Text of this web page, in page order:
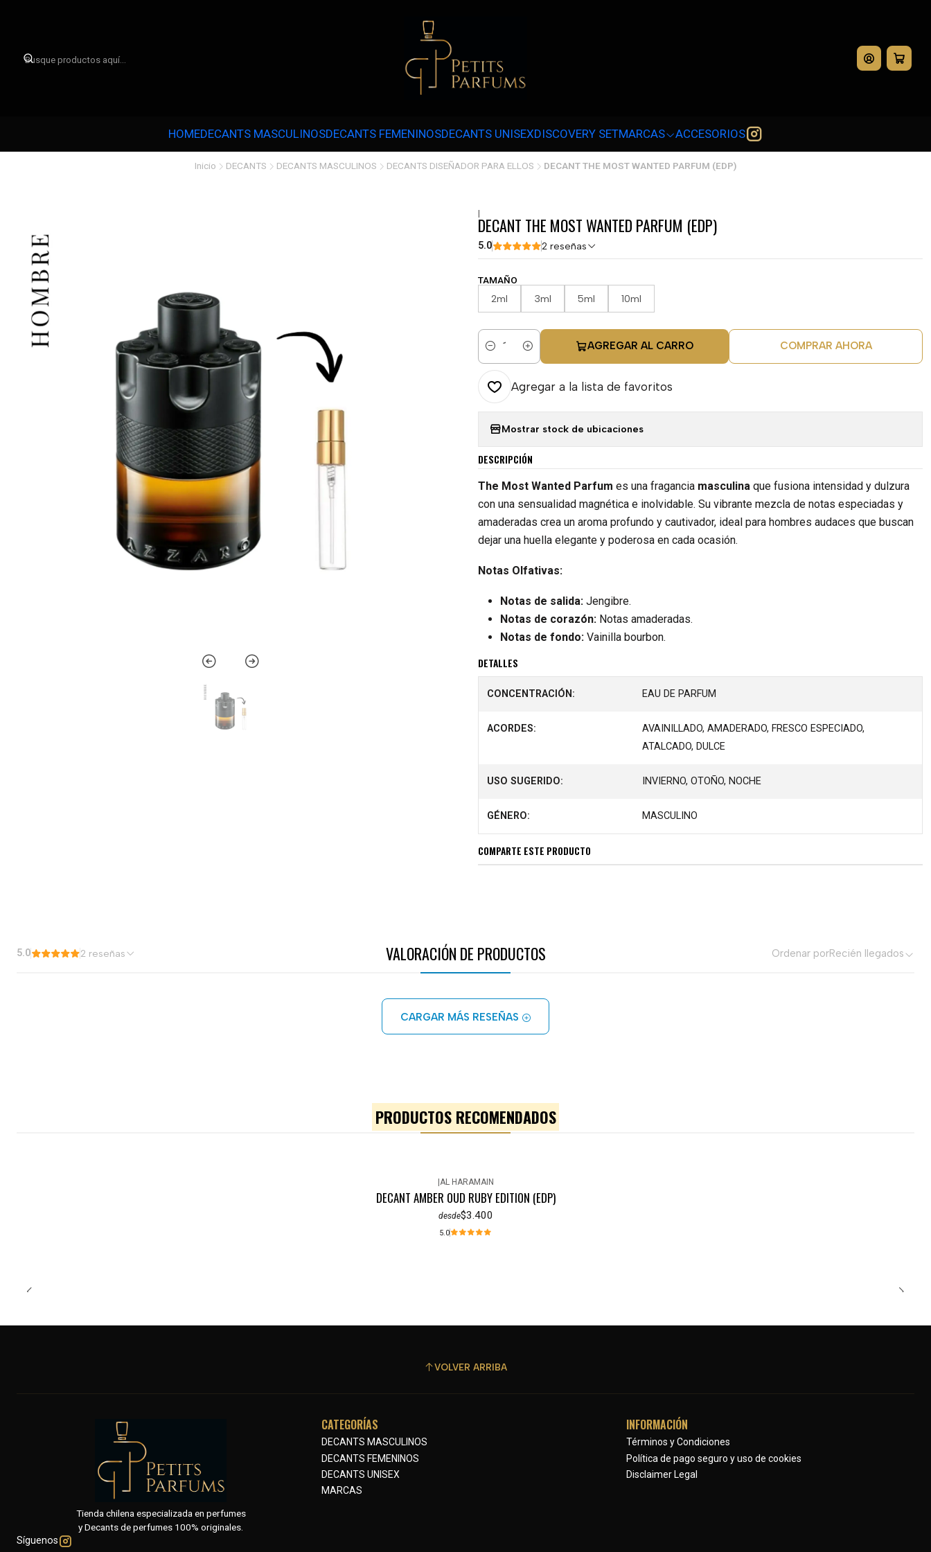
HOMEDECANTS MASCULINOSDECANTS FEMENINOSDECANTS UNISEXDISCOVERY SETMARCAS ACCESORIOS
Inicio DECANTS DECANTS MASCULINOS DECANTS DISEÑADOR PARA ELLOS DECANT THE MOST WANTED PARFUM (EDP)
|
DECANT THE MOST WANTED PARFUM (EDP)
5.0 2 reseñas
TAMAÑO
2ml 3ml 5ml 10ml
Cantidad
AGREGAR AL CARRO COMPRAR AHORA
Agregar a la lista de favoritos
Mostrar stock de ubicaciones
DESCRIPCIÓN
The Most Wanted Parfum es una fragancia masculina que fusiona intensidad y dulzura
con una sensualidad magnética e inolvidable. Su vibrante mezcla de notas especiadas y
amaderadas crea un aroma profundo y cautivador, ideal para hombres audaces que buscan
dejar una huella elegante y poderosa en cada ocasión.
Notas Olfativas:
Notas de salida: Jengibre.
Notas de corazón: Notas amaderadas.
Notas de fondo: Vainilla bourbon.
DETALLES
CONCENTRACIÓN: EAU DE PARFUM
ACORDES:
AVAINILLADO, AMADERADO, FRESCO ESPECIADO,
ATALCADO, DULCE
USO SUGERIDO: INVIERNO, OTOÑO, NOCHE
GÉNERO: MASCULINO
COMPARTE ESTE PRODUCTO
VALORACIÓN DE PRODUCTOS
5.0 2 reseñas Ordenar porRecién llegados
CARGAR MÁS RESEÑAS
PRODUCTOS RECOMENDADOS
|AL HARAMAIN
DECANT AMBER OUD RUBY EDITION (EDP)
desde$3.400
5.0
VOLVER ARRIBA
Tienda chilena especializada en perfumes
y Decants de perfumes 100% originales.
Síguenos
CATEGORÍAS
DECANTS MASCULINOS
DECANTS FEMENINOS
DECANTS UNISEX
MARCAS
INFORMACIÓN
Términos y Condiciones
Política de pago seguro y uso de cookies
Disclaimer Legal